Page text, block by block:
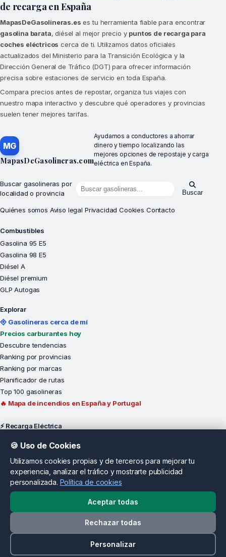
de recarga en España
MapasDeGasolineras.es es tu herramienta fiable para encontrar
gasolina barata, diésel al mejor precio y puntos de recarga para
coches eléctricos cerca de ti. Utilizamos datos oficiales
actualizados del Ministerio para la Transición Ecológica y la
Dirección General de Tráfico (DGT) para ofrecer información
precisa sobre estaciones de servicio en toda España.
Compara precios antes de repostar, organiza tus viajes con
nuestro mapa interactivo y descubre qué operadores y provincias
suelen tener mejores tarifas.
MG
MapasDeGasolineras.com
Ayudamos a conductores a ahorrar
dinero y tiempo localizando las
mejores opciones de repostaje y carga
eléctrica en España.
Buscar gasolineras por
localidad o provincia
Buscar
Quiénes somos Aviso legal Privacidad Cookies Contacto
Combustibles
Gasolina 95 E5
Gasolina 98 E5
Diésel A
Diésel premium
GLP Autogas
Explorar
Gasolineras cerca de mí
Precios carburantes hoy
Descubre tendencias
Ranking por provincias
Ranking por marcas
Planificador de rutas
Top 100 gasolineras
🔥 Mapa de incendios en España y Portugal
⚡ Recarga Eléctrica
Planificador rutas EV
Cargar cerca de mí
Cargadores por provincia
Madrid
Valencia
Málaga
🍪 Uso de Cookies
Utilizamos cookies propias y de terceros para mejorar tu
experiencia, analizar el tráfico y mostrarte publicidad
personalizada. Política de cookies
Aceptar todas
Rechazar todas
Personalizar